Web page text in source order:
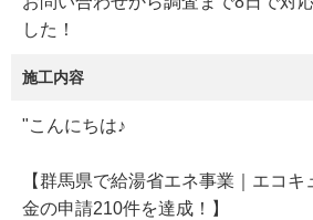
した！
施工内容
"こんにちは♪
【群馬県で給湯省エネ事業｜エコ
金の申請210件を達成！】